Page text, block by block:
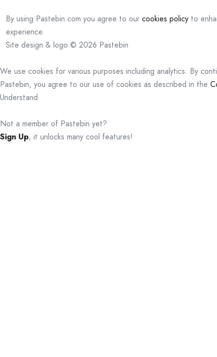
By using Pastebin.com you agree to our cookies policy to
experience.
Site design & logo © 2026 Pastebin
We use cookies for various purposes including analytics. By
Pastebin, you agree to our use of cookies as described in the
Understand
Not a member of Pastebin yet?
Sign Up, it unlocks many cool features!